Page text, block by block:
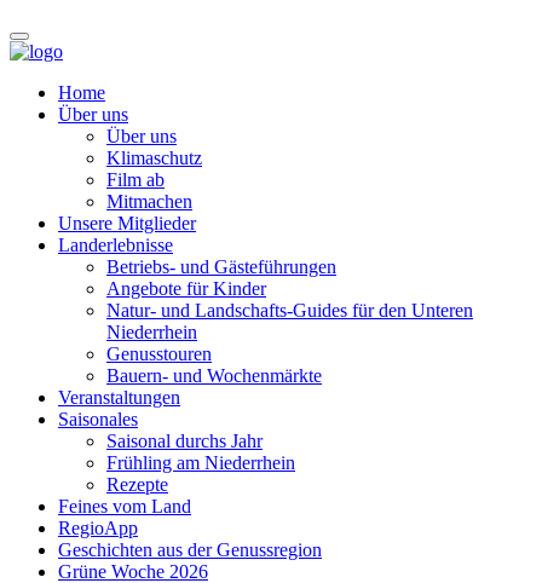
Home
Über uns
Über uns
Klimaschutz
Film ab
Mitmachen
Unsere Mitglieder
Landerlebnisse
Betriebs- und Gästeführungen
Angebote für Kinder
Natur- und Landschafts-Guides für den Unteren
Niederrhein
Genusstouren
Bauern- und Wochenmärkte
Veranstaltungen
Saisonales
Saisonal durchs Jahr
Frühling am Niederrhein
Rezepte
Feines vom Land
RegioApp
Geschichten aus der Genussregion
Grüne Woche 2026